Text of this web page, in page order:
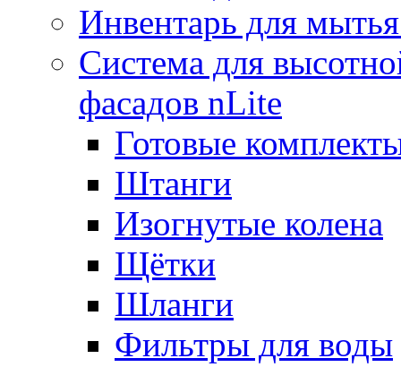
Инвентарь для
Система для
фасадов nLite
Готовые
Штанги
Изогнутые колена
Щётки
Шланги
Фильтры для воды